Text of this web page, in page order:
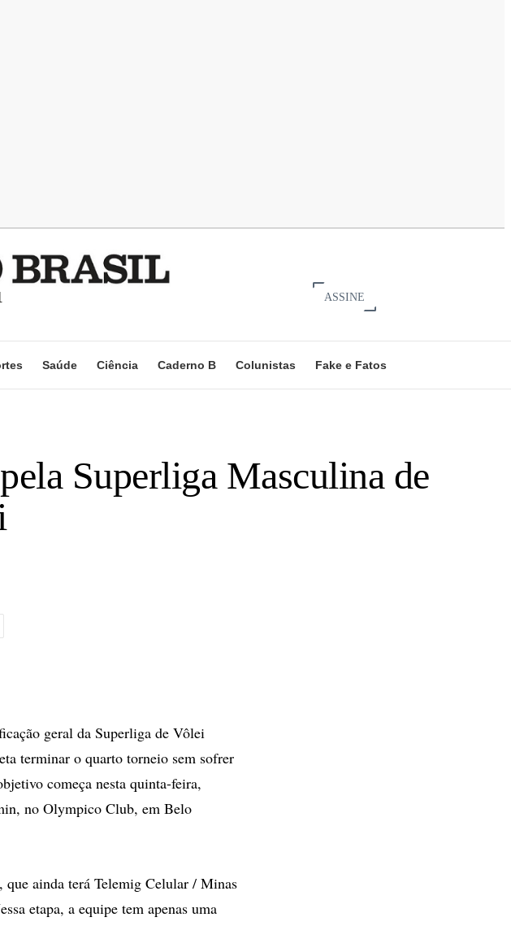
ASSINE
Saúde Ciência Caderno B Colunistas Fake e Fatos
Superliga Masculina de
geral da Superliga de Vôlei
terminar o quarto torneio sem sofrer
começa nesta quinta-feira,
no Olympico Club, em Belo
ainda terá Telemig Celular / Minas
etapa, a equipe tem apenas uma